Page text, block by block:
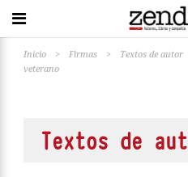
Inicio > Firmas > Textos de autor
veterano
Textos de